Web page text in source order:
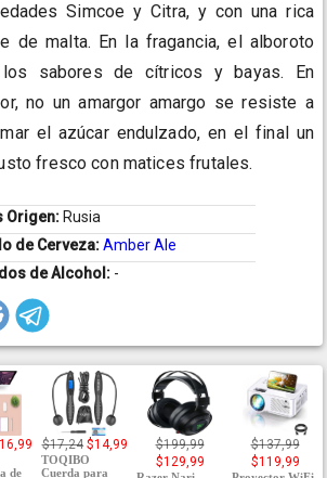
Simcoe y Citra, y con una rica
de malta. En la fragancia, el alboroto
sabores de cítricos y bayas. En
no un amargor amargo se resiste a
el azúcar endulzado, en el final un
fresco con matices frutales.
Origen: Rusia
de Cerveza:Amber Ale
de Alcohol: -
de
$17,24 $14,99
TOQIBO
Cuerda para
$199,99
$129,99
$137,99
$119,99